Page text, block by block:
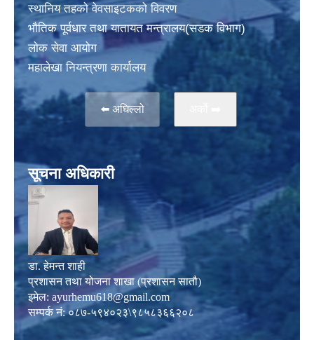
स्थानिय तहकाे वेवसाइटककाे विवरण
भाैतिक पूर्वधार तथा यातायत मन्त्रालय(सडक विभाग)
लाेक सेवा आयोग
महालेखा नियन्त्रणा कार्यालय
⬅️ अघिल्लो
सूचना अधिकारी
डा. हेमन्त शाही
प्रशासन तथा योजना शाखा (प्रशासन सातौ)
इमेल: ayurhemu618@gmail.com
सम्पर्क नं: ०८७-५९४०२३\९८५८३६६२०८